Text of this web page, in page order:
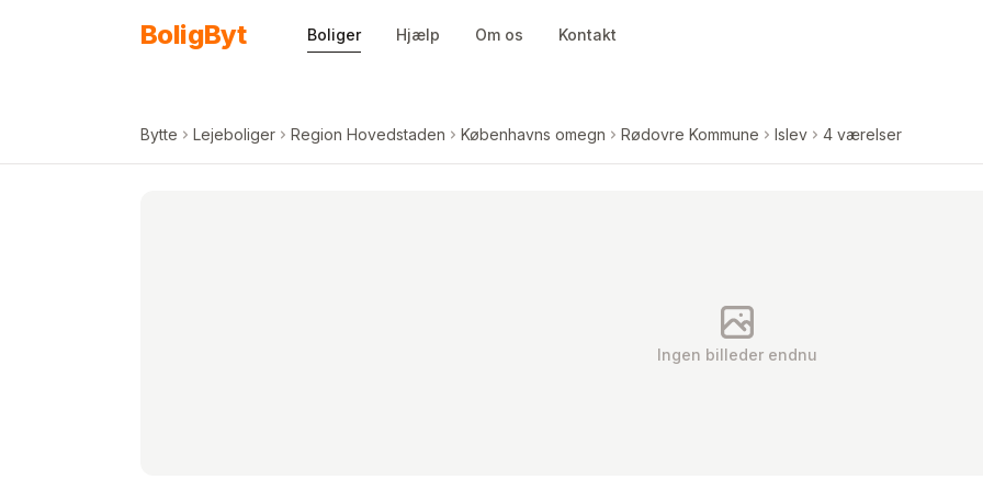
BoligByt Boliger Hjælp Om os Kontakt
Bytte Lejeboliger Region Hovedstaden Københavns omegn Rødovre Kommune Islev 4 værelser
Ingen billeder endnu